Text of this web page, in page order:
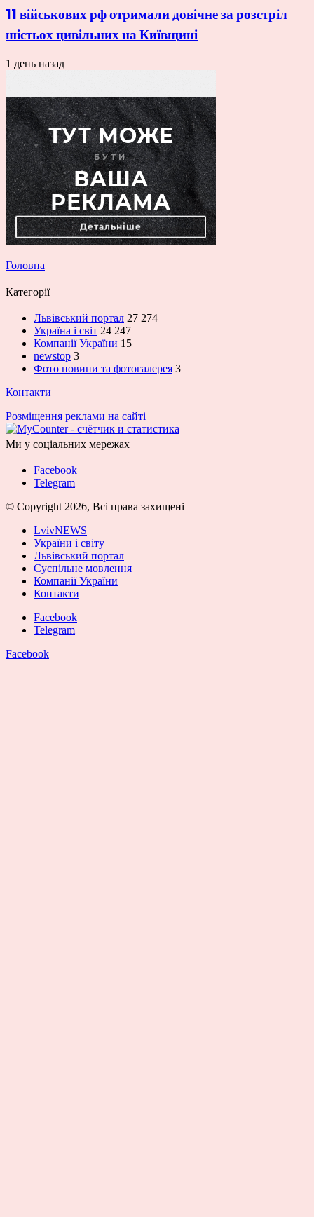
11 військових рф отримали довічне за розстріл
шістьох цивільних на Київщині
1 день назад
Головна
Категорії
Львівський портал 27 274
Україна і світ 24 247
Компанії України 15
newstop 3
Фото новини та фотогалерея 3
Контакти
Розміщення реклами на сайті
Ми у соціальних мережах
Facebook
Telegram
© Copyright 2026, Всі права захищені
LvivNEWS
України і світу
Львівський портал
Суспільне мовлення
Компанії України
Контакти
Facebook
Telegram
Facebook